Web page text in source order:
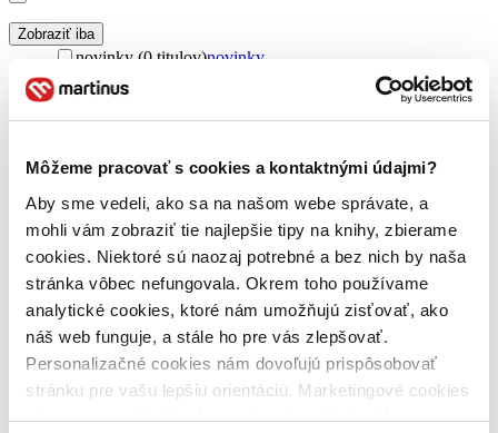
Môžeme pracovať s cookies a kontaktnými údajmi?
Aby sme vedeli, ako sa na našom webe správate, a
mohli vám zobraziť tie najlepšie tipy na knihy, zbierame
cookies. Niektoré sú naozaj potrebné a bez nich by naša
stránka vôbec nefungovala. Okrem toho používame
analytické cookies, ktoré nám umožňujú zisťovať, ako
náš web funguje, a stále ho pre vás zlepšovať.
Personalizačné cookies nám dovoľujú prispôsobovať
stránku pre vašu lepšiu orientáciu. Marketingové cookies
nám zas umožňujú zobrazenie relevantnej reklamy.
Zobraziť iba
novinky (0 titulov)novinky
zľavnené tituly (0 titulov)
Dostupnosť
predpredaj (0 titulov)predpredaj
dostupná (bez vypredaných) (0 titulov)dostupná (bez
vypredaných)
nová (0 titulov)nová
čítaná (0 titulov)čítaná
čítaná - výborný stav (0 titulov)čítaná - výborný stav
čítaná - mierne opotrebovaná (0 titulov)čítaná - mierne
opotrebovaná
čítané verzie vypredaných kníh (0 titulov) čítané verzie
vypredaných kníh